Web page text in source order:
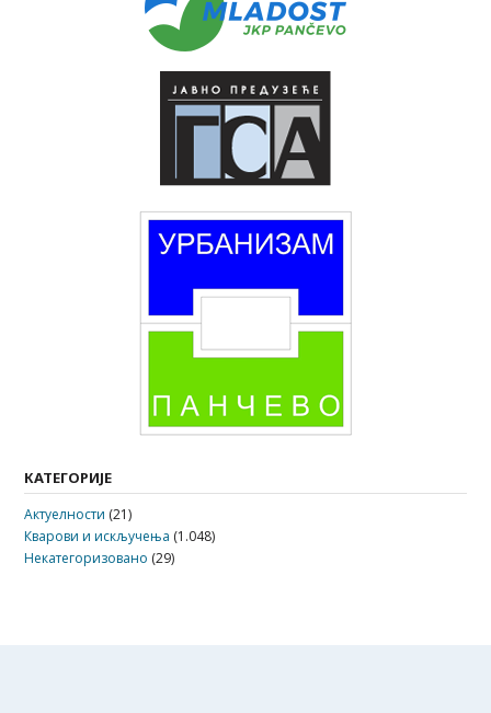
КАТЕГОРИЈЕ
Актуелности (21)
Кварови и искључења (1.048)
Некатегоризовано (29)